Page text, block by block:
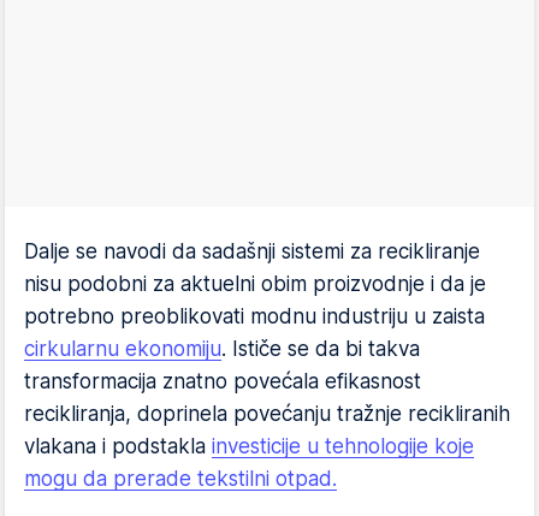
Dalje se navodi da sadašnji sistemi za recikliranje
nisu podobni za aktuelni obim proizvodnje i da je
potrebno preoblikovati modnu industriju u zaista
cirkularnu ekonomiju. Ističe se da bi takva
transformacija znatno povećala efikasnost
recikliranja, doprinela povećanju tražnje recikliranih
vlakana i podstakla investicije u tehnologije koje
mogu da prerade tekstilni otpad.